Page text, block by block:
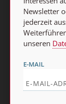
Newsletter
jederzeit
unseren
E-MAIL